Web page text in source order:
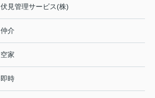
伏見管理サービス(株)
仲介
空家
即時